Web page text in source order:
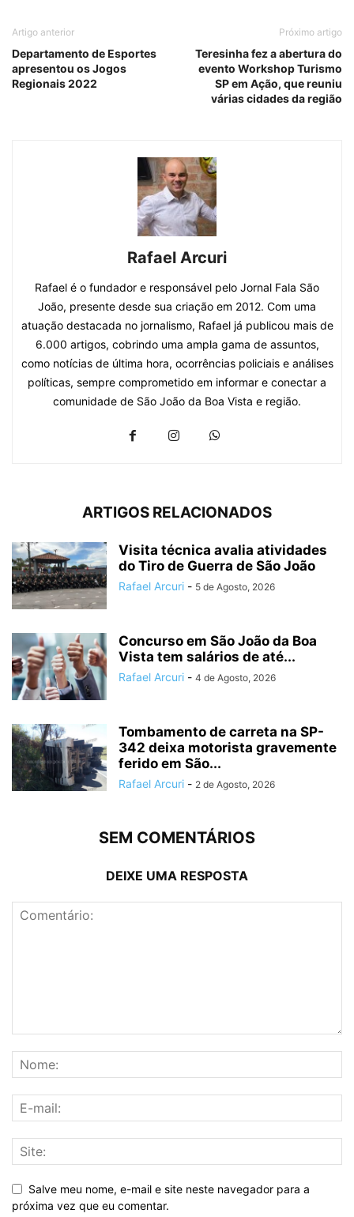
Artigo anterior
Departamento de Esportes
apresentou os Jogos
Regionais 2022
Próximo artigo
Teresinha fez a abertura do
evento Workshop Turismo
SP em Ação, que reuniu
várias cidades da região
Rafael Arcuri
Rafael é o fundador e responsável pelo Jornal Fala São
João, presente desde sua criação em 2012. Com uma
atuação destacada no jornalismo, Rafael já publicou mais de
6.000 artigos, cobrindo uma ampla gama de assuntos,
como notícias de última hora, ocorrências policiais e análises
políticas, sempre comprometido em informar e conectar a
comunidade de São João da Boa Vista e região.
ARTIGOS RELACIONADOS
Visita técnica avalia atividades
do Tiro de Guerra de São João
Rafael Arcuri - 5 de Agosto, 2026
Concurso em São João da Boa
Vista tem salários de até...
Rafael Arcuri - 4 de Agosto, 2026
Tombamento de carreta na SP-
342 deixa motorista gravemente
ferido em São...
Rafael Arcuri - 2 de Agosto, 2026
SEM COMENTÁRIOS
DEIXE UMA RESPOSTA
Salve meu nome, e-mail e site neste navegador para a
próxima vez que eu comentar.